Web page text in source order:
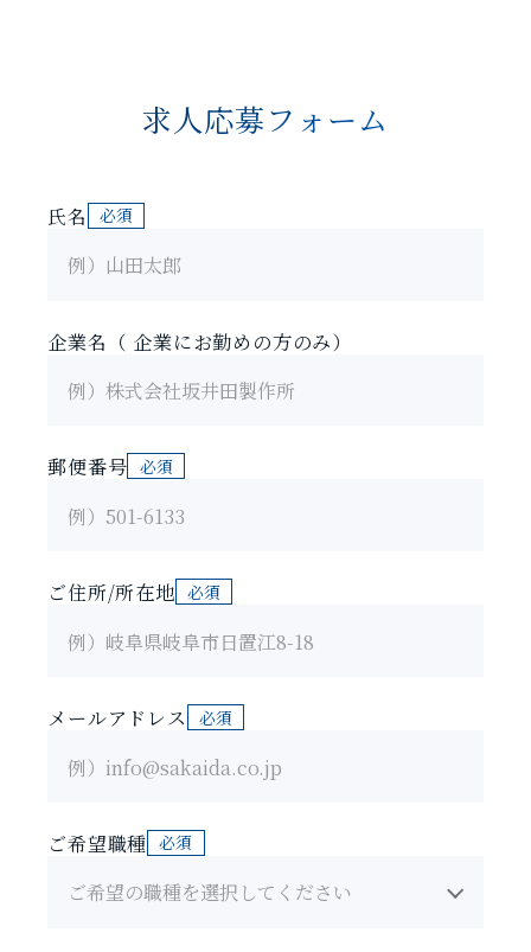
求人応募フォーム
氏名
企業名 （ 企業にお勤めの方のみ）
郵便番号
ご住所/所在地
メールアドレス
ご希望職種